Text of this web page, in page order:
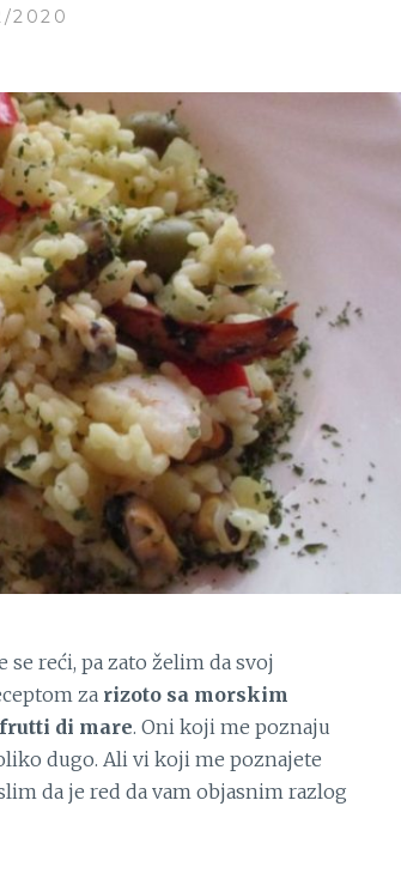
2020
se reći, pa zato želim da svoj
za rizoto sa morskim
di mare. Oni koji me poznaju
dugo. Ali vi koji me poznajete
da je red da vam objasnim razlog